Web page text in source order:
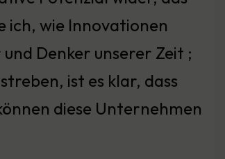
ich, wie Innovationen
Denker unserer Zeit ;
ist es klar, dass
diese Unternehmen